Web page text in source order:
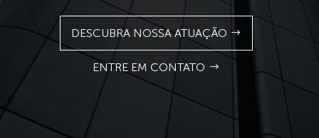
DESCUBRA NOSSA ATUAÇÃO
ENTRE EM CONTATO